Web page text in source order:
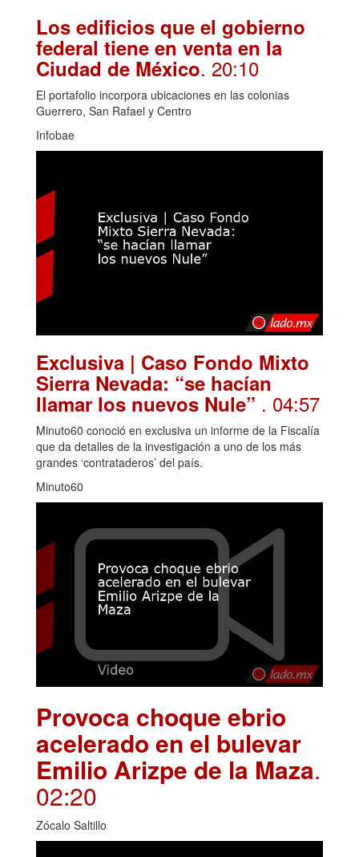
Los edificios que el gobierno
federal tiene en venta en la
Ciudad de México. 20:10
El portafolio incorpora ubicaciones en las colonias
Guerrero, San Rafael y Centro
Infobae
Exclusiva | Caso Fondo Mixto
Sierra Nevada: “se hacían
llamar los nuevos Nule” . 04:57
Minuto60 conoció en exclusiva un informe de la Fiscalía
que da detalles de la investigación a uno de los más
grandes ‘contrataderos’ del país.
Minuto60
Provoca choque ebrio
acelerado en el bulevar
Emilio Arizpe de la Maza.
02:20
Zócalo Saltillo